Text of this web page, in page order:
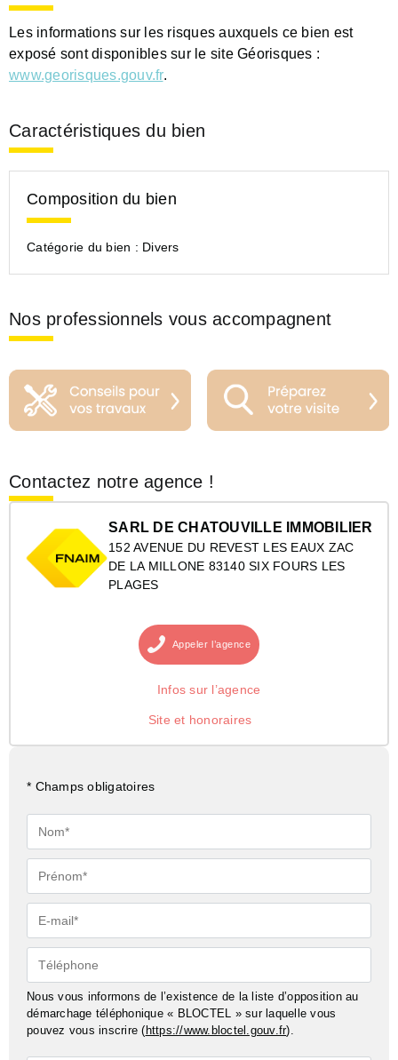
Les informations sur les risques auxquels ce bien est
exposé sont disponibles sur le site Géorisques :
www.georisques.gouv.fr.
Caractéristiques du bien
Composition du bien
Catégorie du bien : Divers
Nos professionnels vous accompagnent
Contactez notre agence !
SARL DE CHATOUVILLE IMMOBILIER
152 AVENUE DU REVEST LES EAUX ZAC
DE LA MILLONE 83140 SIX FOURS LES
PLAGES
Appeler l’agence
Infos sur l’agence
Site et honoraires
* Champs obligatoires
Nom*
Prénom*
E-
mail*
Téléphone
Nous vous informons de l’existence de la liste d’opposition au
démarchage téléphonique « BLOCTEL » sur laquelle vous
pouvez vous inscrire ( https://www.bloctel.gouv.fr).